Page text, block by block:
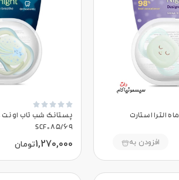
پستانک شب تاب اونت 0 تا 2 ماه الترا استارت
افزودن به





SCF085/69
1,270,000تومان